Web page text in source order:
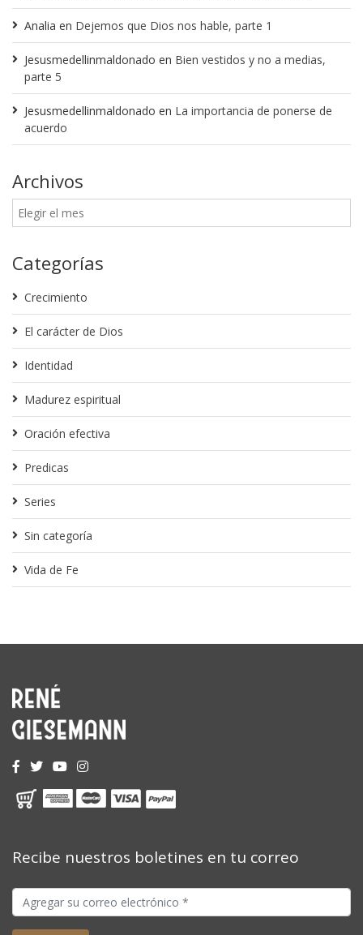
Analia en Dejemos que Dios nos hable, parte 1
Jesusmedellinmaldonado en Bien vestidos y no a medias,
parte 5
Jesusmedellinmaldonado en La importancia de ponerse de
acuerdo
Archivos
Categorías
Crecimiento
El carácter de Dios
Identidad
Madurez espiritual
Oración efectiva
Predicas
Series
Sin categoría
Vida de Fe
Recibe nuestros boletines en tu correo